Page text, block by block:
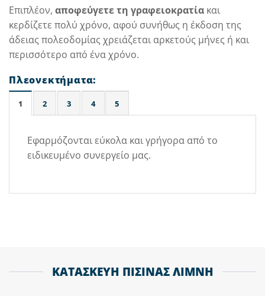
Επιπλέον, αποφεύγετε τη γραφειοκρατία και
κερδίζετε πολύ χρόνο, αφού συνήθως η έκδοση της
άδειας πολεοδομίας χρειάζεται αρκετούς μήνες ή και
περισσότερο από ένα χρόνο.
Πλεονεκτήματα:
1 2 3 4 5
Εφαρμόζονται εύκολα και γρήγορα από το
ειδικευμένο συνεργείο μας.
ΚΑΤΑΣΚΕΥΗ ΠΙΣΙΝΑΣ ΛΙΜΝΗ